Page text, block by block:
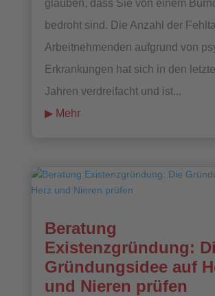
glauben, dass Sie von einem
bedroht sind. Die Anzahl der
Arbeitnehmenden aufgrund von
Erkrankungen hat sich in den
Jahren verdreifacht und ist...
mehr lesen
Beratung
Existenzgründung:
Gründungsidee auf
und Nieren prüfen